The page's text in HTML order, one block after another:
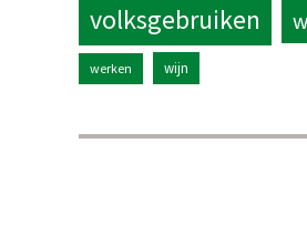
volksgebruiken
werken wijn